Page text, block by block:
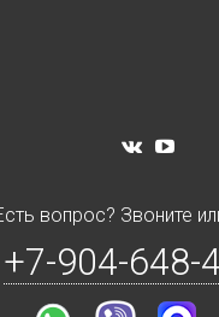
вопрос? Звоните
+7-904-648-